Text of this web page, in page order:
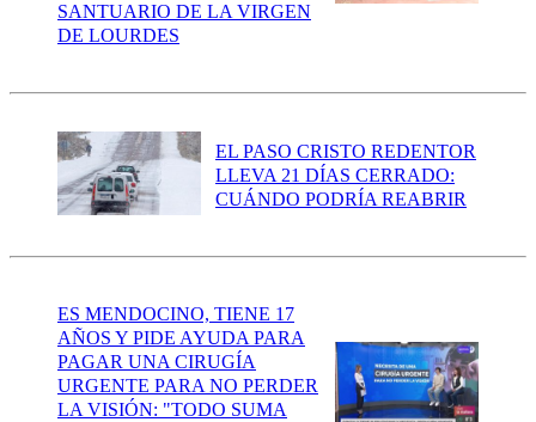
SANTUARIO DE LA VIRGEN
DE LOURDES
EL PASO CRISTO REDENTOR
LLEVA 21 DÍAS CERRADO:
CUÁNDO PODRÍA REABRIR
ES MENDOCINO, TIENE 17
AÑOS Y PIDE AYUDA PARA
PAGAR UNA CIRUGÍA
URGENTE PARA NO PERDER
LA VISIÓN: "TODO SUMA